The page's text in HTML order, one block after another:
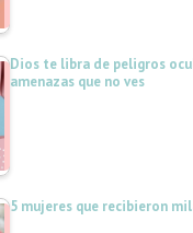
Dios te libra de peligros
amenazas que no ves
5 mujeres que recibieron